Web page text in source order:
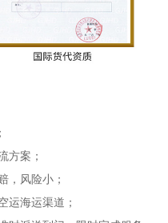
方案；
，风险小；
运海运渠道；